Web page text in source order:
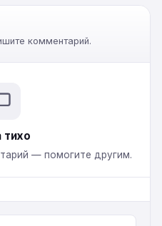
комментарий.
тихо
— помогите другим.